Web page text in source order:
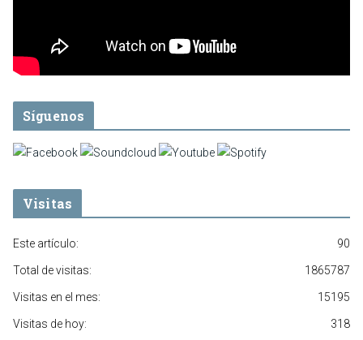
Síguenos
Visitas
90
Este artículo:
1865787
Total de visitas:
15195
Visitas en el mes:
318
Visitas de hoy: